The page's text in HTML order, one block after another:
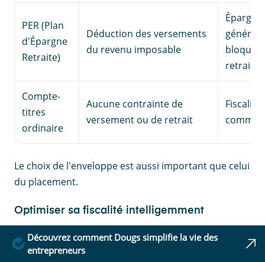
PER (Plan
d'Épargne
Retraite)
Déduction des versements
du revenu imposable
Épargne
bloquée
retraite
Compte-
titres
ordinaire
Aucune contrainte de
versement ou de retrait
commun
Le choix de l'enveloppe est aussi important que celui
du placement.
Optimiser sa fiscalité intelligemment
L'optimisation fiscale consiste à choisir les supports
les plus adaptés à :
Découvrez comment Dougs simplifie la vie des
entrepreneurs